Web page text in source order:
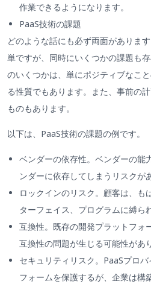
作業できるようになります。
PaaS技術の課題
どのような話にも必ず両面がありま
単ですが、同時にいくつかの課題も
のいくつかは、単にポジティブなこ
る性質でもあります。また、事前の
ものもあります。
以下は、PaaS技術の課題の例です。
ベンダーの依存性。ベンダーの能
ンダーに依存してしまうリスクが
ロックインのリスク。顧客は、も
ターフェイス、プログラムに縛ら
互換性。既存の開発プラットフォ
互換性の問題が生じる可能性があ
セキュリティリスク。PaaSプロ
フォームを保護するが、企業は構